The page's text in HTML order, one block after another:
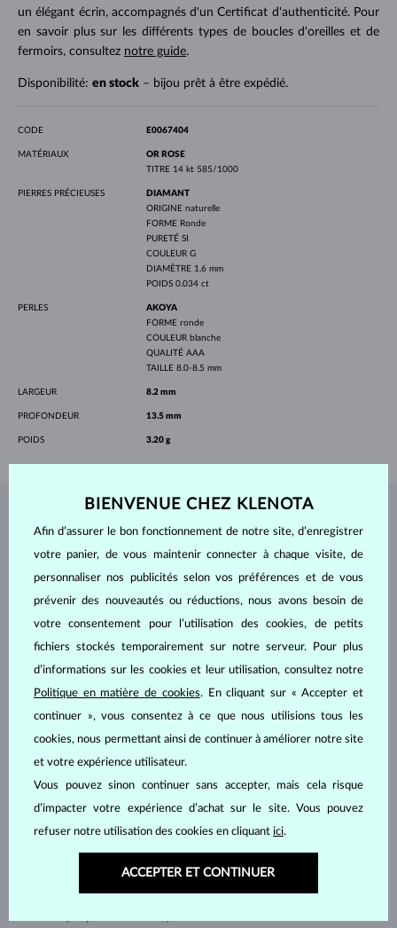
un élégant écrin, accompagnés d'un Certificat d'authenticité. Pour
en savoir plus sur les différents types de boucles d'oreilles et de
fermoirs, consultez notre guide.
Disponibilité: en stock– bijou prêt à être expédié.
CODE E0067404
MATÉRIAUX
OR ROSE
TITRE 14 kt 585/1000
PIERRES PRÉCIEUSES
DIAMANT
ORIGINE naturelle
FORME Ronde
PURETÉ SI
COULEUR G
DIAMÈTRE 1.6 mm
POIDS 0.034 ct
PERLES
AKOYA
FORME ronde
COULEUR blanche
QUALITÉ AAA
TAILLE 8.0-8.5 mm
LARGEUR 8.2 mm
PROFONDEUR 13.5 mm
POIDS 3.20 g
BIJOUX DE L'ATELIER KLENOTA
BIENVENUE CHEZ KLENOTA
Afin d’assurer le bon fonctionnement de notre site, d’enregistrer
votre panier, de vous maintenir connecter à chaque visite, de
personnaliser nos publicités selon vos préférences et de vous
prévenir des nouveautés ou réductions, nous avons besoin de
votre consentement pour l’utilisation des cookies, de petits
fichiers stockés temporairement sur notre serveur. Pour plus
d’informations sur les cookies et leur utilisation, consultez notre
Politique en matière de cookies. En cliquant sur « Accepter et
continuer », vous consentez à ce que nous utilisions tous les
cookies, nous permettant ainsi de continuer à améliorer notre site
et votre expérience utilisateur.
Vous pouvez sinon continuer sans accepter, mais cela risque
d’impacter votre expérience d’achat sur le site. Vous pouvez
refuser notre utilisation des cookies en cliquant ici.
ACCEPTER ET CONTINUER